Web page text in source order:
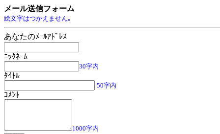
メール送信フォーム
絵文字はつかえません｡
あなたのﾒｰﾙｱﾄﾞﾚｽ
ﾆｯｸﾈｰﾑ
30字内
ﾀｲﾄﾙ
50字内
ｺﾒﾝﾄ
1000字内